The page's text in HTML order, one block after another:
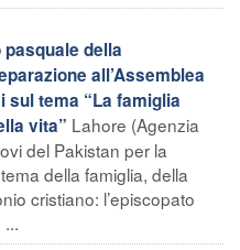
pasquale della
all’Assemblea
sul tema “La famiglia
vita” Lahore (Agenzia
del Pakistan per la
della famiglia, della
cristiano: l’episcopato